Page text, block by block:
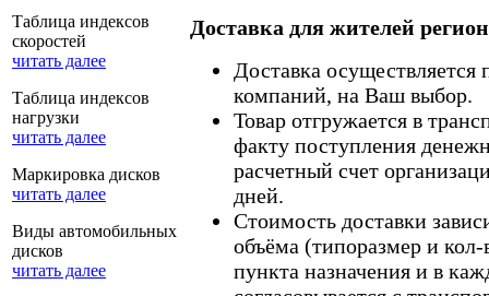
Таблица индексов
скоростей
читать далее
Таблица индексов
нагрузки
читать далее
Маркировка дисков
читать далее
Виды автомобильных
дисков
читать далее
Доставка для жителей
Доставка
компаний, на Ваш выбор.
Товар отгружается в
факту поступления
расчетный счет
дней.
Стоимость доставки
объёма (типоразмер и кол-
пункта назначения и в